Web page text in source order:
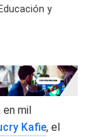
y
mil
Kafie, el